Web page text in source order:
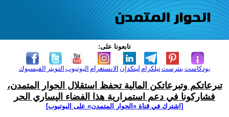
تابعونا على:
الفيسبوك التويتر اليوتيوب الانستغرام لينكدإن تيلكرامبنترست بودكاست
تبرعاتكم وتبرعاتكن المالية تحفظ استقلال الحوار المتمدن،
فشاركونا في دعم استمرارية هذا الفضاء اليساري الحر
[اشترك في قناة ‫«الحوار المتمدن» على اليوتيوب]